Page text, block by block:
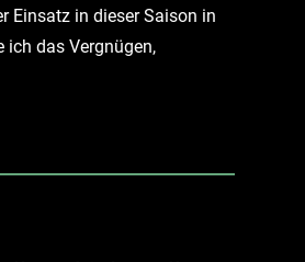
Einsatz in dieser Saison in
ich das Vergnügen,